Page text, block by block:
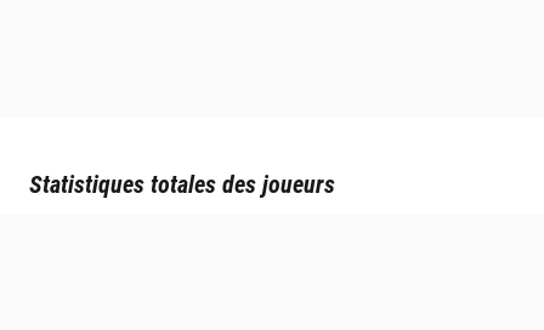
Statistiques totales des joueurs